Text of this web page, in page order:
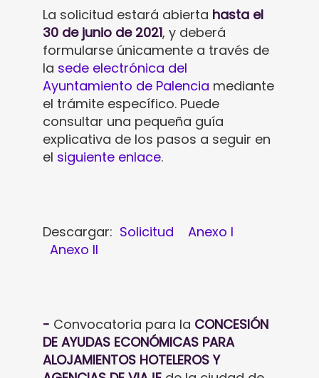
La solicitud estará abierta hasta el
30 de junio de 2021, y deberá
formularse únicamente a través de
la sede electrónica del
Ayuntamiento de Palencia mediante
el trámite específico. Puede
consultar una pequeña guía
explicativa de los pasos a seguir en
el siguiente enlace.
Descargar: Solicitud
Anexo I
Anexo II
- Convocatoria para la CONCESIÓN
DE AYUDAS ECONÓMICAS PARA
ALOJAMIENTOS HOTELEROS Y